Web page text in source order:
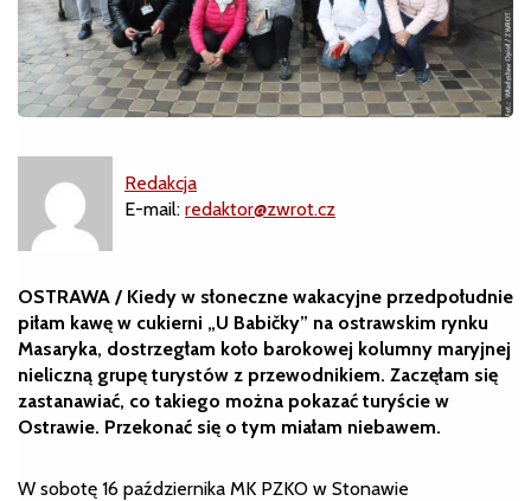
Redakcja
E-mail: redaktor@zwrot.cz
OSTRAWA / Kiedy w słoneczne wakacyjne przedpołudnie
piłam kawę w cukierni „U Babičky” na ostrawskim rynku
Masaryka, dostrzegłam koło barokowej kolumny maryjnej
nieliczną grupę turystów z przewodnikiem. Zaczęłam się
zastanawiać, co takiego można pokazać turyście w
Ostrawie. Przekonać się o tym miałam niebawem.
W sobotę 16 października MK PZKO w Stonawie